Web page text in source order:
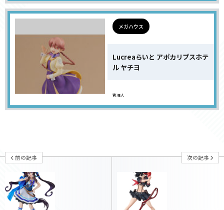
メガハウス
Lucreaらいと アポカリプスホテ
ル ヤチヨ
管理人
前の記事 次の記事